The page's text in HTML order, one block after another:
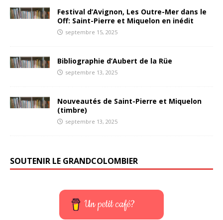
Festival d’Avignon, Les Outre-Mer dans le
Off: Saint-Pierre et Miquelon en inédit
septembre 15, 2025
Bibliographie d’Aubert de la Rüe
septembre 13, 2025
Nouveautés de Saint-Pierre et Miquelon
(timbre)
septembre 13, 2025
SOUTENIR LE GRANDCOLOMBIER
Un petit café?